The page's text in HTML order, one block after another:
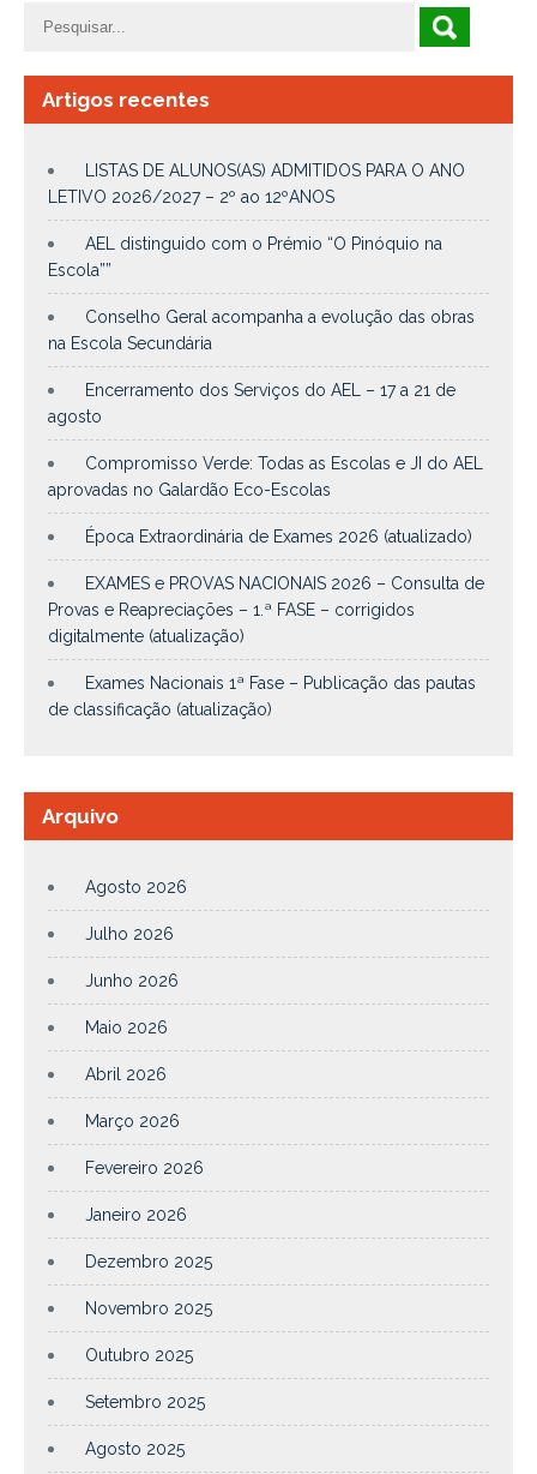
Artigos recentes
LISTAS DE ALUNOS(AS) ADMITIDOS PARA O ANO
LETIVO 2026/2027 – 2º ao 12ºANOS
AEL distinguido com o Prémio “O Pinóquio na
Escola””
Conselho Geral acompanha a evolução das obras
na Escola Secundária
Encerramento dos Serviços do AEL – 17 a 21 de
agosto
Compromisso Verde: Todas as Escolas e JI do AEL
aprovadas no Galardão Eco-Escolas
Época Extraordinária de Exames 2026 (atualizado)
EXAMES e PROVAS NACIONAIS 2026 – Consulta de
Provas e Reapreciações – 1.ª FASE – corrigidos
digitalmente (atualização)
Exames Nacionais 1ª Fase – Publicação das pautas
de classificação (atualização)
Arquivo
Agosto 2026
Julho 2026
Junho 2026
Maio 2026
Abril 2026
Março 2026
Fevereiro 2026
Janeiro 2026
Dezembro 2025
Novembro 2025
Outubro 2025
Setembro 2025
Agosto 2025